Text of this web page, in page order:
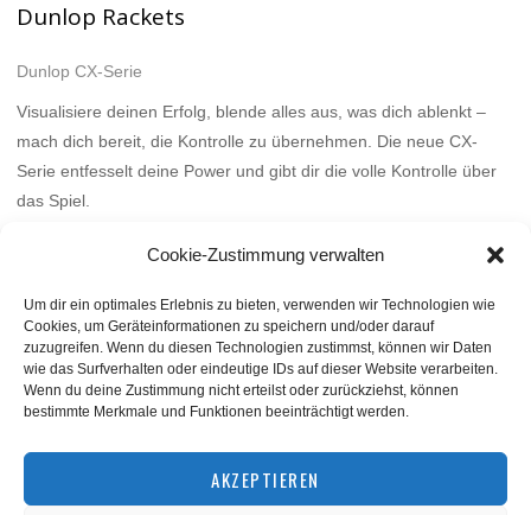
Cookie-Zustimmung verwalten
Um dir ein optimales Erlebnis zu bieten, verwenden wir Technologien wie
Cookies, um Geräteinformationen zu speichern und/oder darauf
zuzugreifen. Wenn du diesen Technologien zustimmst, können wir Daten
wie das Surfverhalten oder eindeutige IDs auf dieser Website verarbeiten.
Wenn du deine Zustimmung nicht erteilst oder zurückziehst, können
bestimmte Merkmale und Funktionen beeinträchtigt werden.
AKZEPTIEREN
Dunlop Rackets
Dunlop CX-Serie
Visualisiere deinen Erfolg, blende alles aus, was dich ablenkt –
mach dich bereit, die Kontrolle zu übernehmen. Die neue CX-
Serie entfesselt deine Power und gibt dir die volle Kontrolle über
das Spiel.
BACK TO TOP